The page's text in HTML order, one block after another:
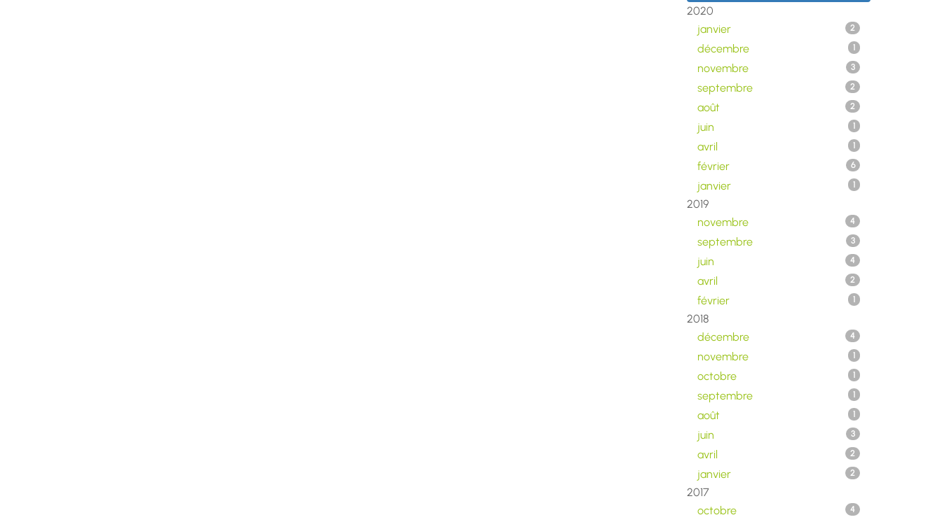
2020
janvier
2
décembre 1
novembre 3
septembre 2
août 2
juin 1
avril 1
février 6
janvier 1
2019
novembre
4
septembre 3
juin 4
avril 2
février 1
2018
décembre
4
novembre 1
octobre 1
septembre 1
août 1
juin 3
avril 2
janvier 2
2017
octobre
4